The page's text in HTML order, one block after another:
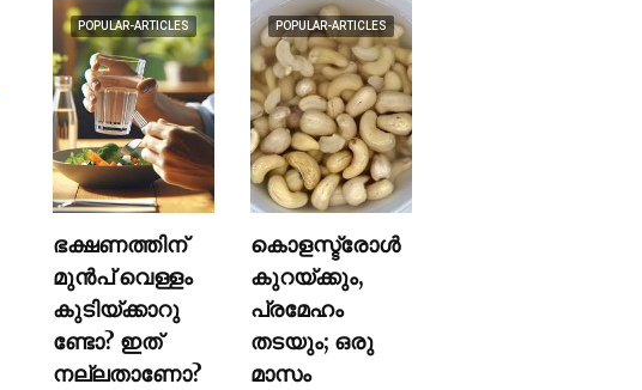
POPULAR-ARTICLES
ഭക്ഷണത്തിന്
മുന്‍പ് വെള്ളം
കുടിയ്ക്കാറു
ണ്ടോ? ഇത്
നല്ലതാണോ?
POPULAR-ARTICLES
കൊളസ്ട്രോള്‍
കുറയ്ക്കും,
പ്രമേഹം
തടയും; ഒരു
മാസം